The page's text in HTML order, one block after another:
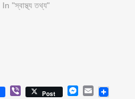
In "স্বাস্থ্য তথ্য"
ViberPost Messenger
Email